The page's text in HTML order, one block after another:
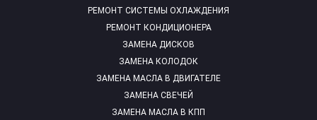
РЕМОНТ СИСТЕМЫ ОХЛАЖДЕНИЯ
РЕМОНТ КОНДИЦИОНЕРА
ЗАМЕНА ДИСКОВ
ЗАМЕНА КОЛОДОК
ЗАМЕНА МАСЛА В ДВИГАТЕЛЕ
ЗАМЕНА СВЕЧЕЙ
ЗАМЕНА МАСЛА В КПП